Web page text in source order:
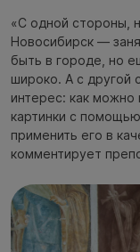
«С одной стороны,
Новосибирск —
быть в городе, но
широко. А с другой
интерес: как можно
картинки с
применить его в
комментирует